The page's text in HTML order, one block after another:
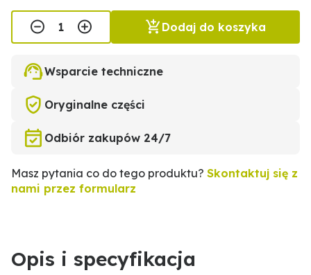
Dodaj do koszyka
Wsparcie techniczne
Oryginalne części
Odbiór zakupów 24/7
Masz pytania co do tego produktu? Skontaktuj się z
nami przez formularz
Opis i specyfikacja